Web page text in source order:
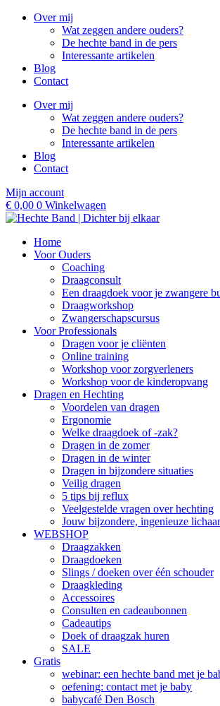
Over mij
Wat zeggen andere ouders?
De hechte band in de pers
Interessante artikelen
Blog
Contact
Over mij
Wat zeggen andere ouders?
De hechte band in de pers
Interessante artikelen
Blog
Contact
Mijn account
€ 0,00 0 Winkelwagen
Home
Voor Ouders
Coaching
Draagconsult
Een draagdoek voor je zwangere
Draagworkshop
Zwangerschapscursus
Voor Professionals
Dragen voor je cliënten
Online training
Workshop voor zorgverleners
Workshop voor de kinderopvang
Dragen en Hechting
Voordelen van dragen
Ergonomie
Welke draagdoek of -zak?
Dragen in de zomer
Dragen in de winter
Dragen in bijzondere situaties
Veilig dragen
5 tips bij reflux
Veelgestelde vragen over hechting
Jouw bijzondere, ingenieuze
WEBSHOP
Draagzakken
Draagdoeken
Slings / doeken over één schouder
Draagkleding
Accessoires
Consulten en cadeaubonnen
Cadeautips
Doek of draagzak huren
SALE
Gratis
webinar: een hechte band met je
oefening: contact met je baby
babycafé Den Bosch